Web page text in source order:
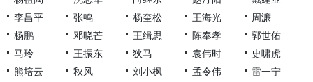
李昌平
张鸣 杨奎松 王海光
周濂
杨鹏
邓晓芒 王缉思 陈奉孝
郭世佑
马玲
王振东 狄马 袁伟时
史啸虎
熊培云
秋风 刘小枫 孟令伟
雷一宁